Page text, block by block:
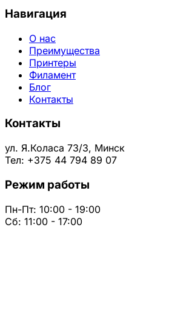
Навигация
О нас
Преимущества
Принтеры
Филамент
Блог
Контакты
Контакты
ул. Я.Коласа 73/3, Минск
Тел: +375 44 794 89 07
Режим работы
Пн-Пт: 10:00 - 19:00
Сб: 11:00 - 17:00